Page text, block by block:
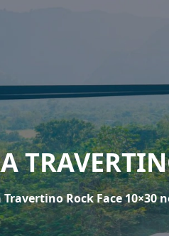
Travertino Rock Face 10×30